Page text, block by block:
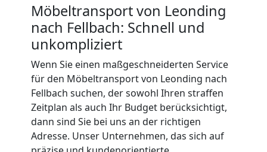
Möbeltransport von Leonding
nach Fellbach: Schnell und
unkompliziert
Wenn Sie einen maßgeschneiderten Service
für den Möbeltransport von Leonding nach
Fellbach suchen, der sowohl Ihren straffen
Zeitplan als auch Ihr Budget berücksichtigt,
dann sind Sie bei uns an der richtigen
Adresse. Unser Unternehmen, das sich auf
Leonding
Umzug
Leonding